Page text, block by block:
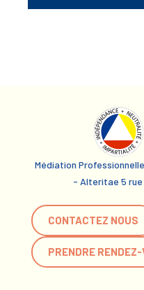
Médiation
- Alteritae 5 rue
CONTACTEZ NOUS
PRENDRE RENDEZ-